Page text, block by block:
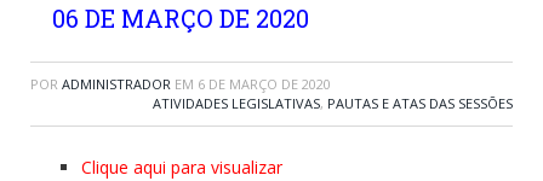
06 DE MARÇO DE 2020
POR ADMINISTRADOR EM 6 DE MARÇO DE 2020
ATIVIDADES LEGISLATIVAS, PAUTAS E ATAS DAS SESSÕES
Clique aqui para visualizar